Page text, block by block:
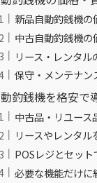
新品自動釣銭機の
中古自動釣銭機の
リース・レンタル
保守・メンテナン
釣銭機を格安で
中古品・リユース
リースやレンタル
POSレジとセット
必要な機能だけに